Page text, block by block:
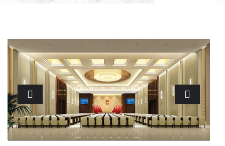
Previous Next